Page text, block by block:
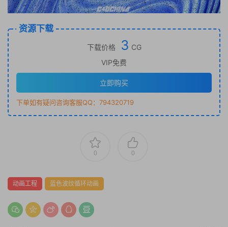
资源下载
下载价格 3 CG
VIP免费
立即购买
下单如有疑问咨询客服QQ：794320719
0 0
动画工程 蓝色波纹循环动画